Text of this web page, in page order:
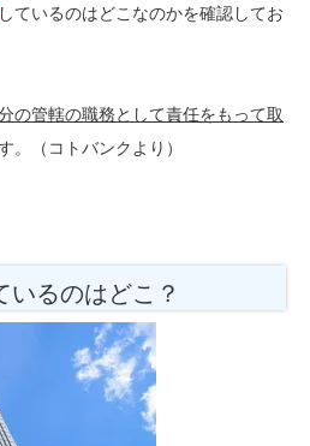
しているのはどこなのかを確認してお
の管轄の職務として責任をもって取
。（コトバンクより）
いるのはどこ？